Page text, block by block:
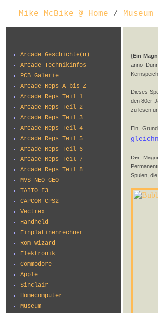
Mike McBike @ Home / Museum
Arcade Geschichte(n)
Arcade Technikinfos
PCB Galerie
Arcade Reps A bis Z
Arcade Reps Teil 1
Arcade Reps Teil 2
Arcade Reps Teil 3
Arcade Reps Teil 4
Arcade Reps Teil 5
Arcade Reps Teil 6
Arcade Reps Teil 7
Arcade Reps Teil 8
MVS NEO GEO
TAITO F3
CAPCOM CPS2
Vectrex
Handheld
Einplatinenrechner
Rom Wizard
Elektronik
Commodore
Apple
Sinclair
Homecomputer
Museum
{Ein
anno
Dieses
den 80er
zu lesen
Ein
Der
Spulen,